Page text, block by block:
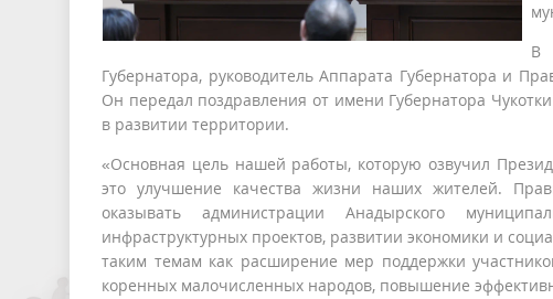
В
Губернатора, руководитель Аппарата Губернатора и
Он передал поздравления от имени Губернатора
в развитии территории.
«Основная цель нашей работы, которую озвучил
это улучшение качества жизни наших жителей.
оказывать администрации Анадырского
инфраструктурных проектов, развитии экономики и
таким темам как расширение мер поддержки
коренных малочисленных народов, повышение